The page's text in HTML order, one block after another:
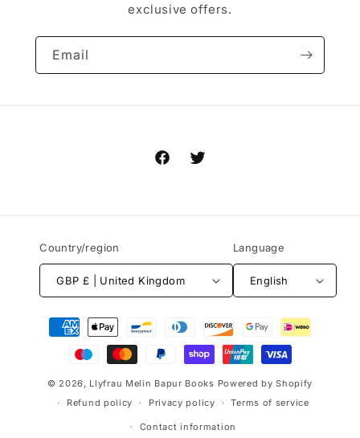
exclusive offers.
Email
FacebookTwitter
Country/region
GBP £ | United Kingdom
Language
English
Payment
methods
© 2026, Llyfrau Melin Bapur Books Powered by Shopify
Refund policy
Privacy policy Terms of service
Contact information